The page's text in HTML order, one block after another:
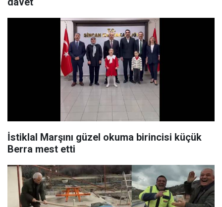
İstiklal Marşını güzel okuma birincisi küçük
Berra mest etti